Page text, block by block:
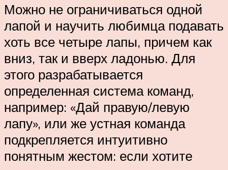
Можно не ограничиваться одной
лапой и научить любимца подавать
хоть все четыре лапы, причем как
вниз, так и вверх ладонью. Для
этого разрабатывается
определенная система команд,
например: «Дай правую/левую
лапу», или же устная команда
подкрепляется интуитивно
понятным жестом: если хотите